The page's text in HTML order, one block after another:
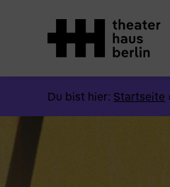
Du bist hier: Startseite